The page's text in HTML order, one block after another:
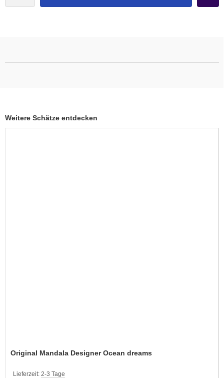
Weitere Schätze entdecken
Original Mandala Designer Ocean dreams
Lieferzeit: 2-3 Tage